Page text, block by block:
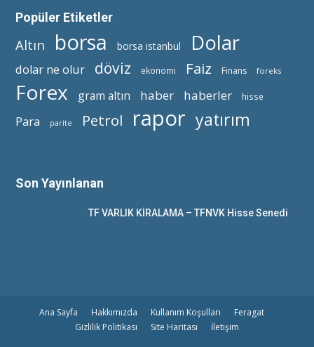
Popüler Etiketler
Altın borsa borsa istanbul Dolar
dolar ne olur döviz ekonomi Faiz Finans foreks
Forex gram altın haber haberler hisse
Para parite Petrol rapor yatırım
Son Yayınlanan
TF VARLIK KİRALAMA – TFNVK Hisse Senedi
Ana Sayfa Hakkımızda Kullanım Koşulları
Feragat
Gizlilik Politikası
Site Haritası
İletişim